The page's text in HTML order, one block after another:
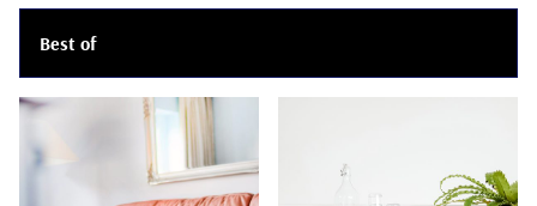
Best of